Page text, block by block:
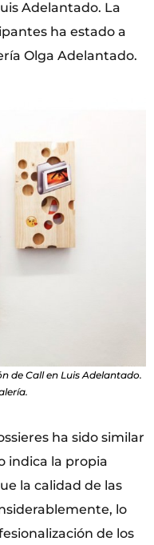
Adelantado. La
ha estado a
Olga Adelantado.
de Call en Luis Adelantado.
ha sido similar
indica la propia
la calidad de las
lo
de los